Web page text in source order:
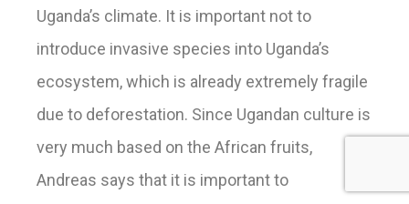
Uganda’s climate. It is important not to
introduce invasive species into Uganda’s
ecosystem, which is already extremely fragile
due to deforestation. Since Ugandan culture is
very much based on the African fruits,
Andreas says that it is important to